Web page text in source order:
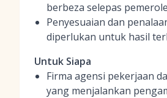
berbeza selepas
Penyesuaian dan
diperlukan untuk hasil
Untuk Siapa
Firma agensi pekerjaan
yang menjalankan